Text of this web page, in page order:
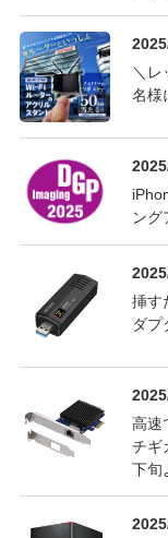
＼
名様
ング
挿す
ダプ
高速
チギ
下旬